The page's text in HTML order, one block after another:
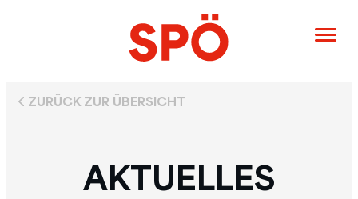
ZURÜCK ZUR ÜBERSICHT
AKTUELLES